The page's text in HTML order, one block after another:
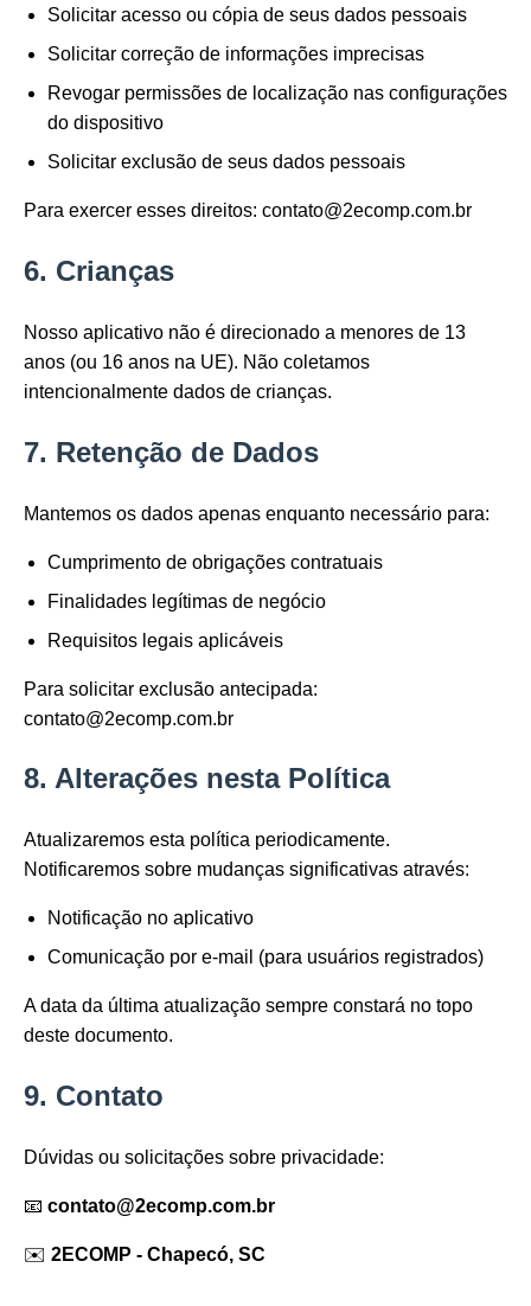
Solicitar acesso ou cópia de seus dados pessoais
Solicitar correção de informações imprecisas
Revogar permissões de localização nas configurações
do dispositivo
Solicitar exclusão de seus dados pessoais
Para exercer esses direitos: contato@2ecomp.com.br
6. Crianças
Nosso aplicativo não é direcionado a menores de 13
anos (ou 16 anos na UE). Não coletamos
intencionalmente dados de crianças.
7. Retenção de Dados
Mantemos os dados apenas enquanto necessário para:
Cumprimento de obrigações contratuais
Finalidades legítimas de negócio
Requisitos legais aplicáveis
Para solicitar exclusão antecipada:
contato@2ecomp.com.br
8. Alterações nesta Política
Atualizaremos esta política periodicamente.
Notificaremos sobre mudanças significativas através:
Notificação no aplicativo
Comunicação por e-mail (para usuários registrados)
A data da última atualização sempre constará no topo
deste documento.
9. Contato
Dúvidas ou solicitações sobre privacidade:
📧 contato@2ecomp.com.br
✉️ 2ECOMP - Chapecó, SC